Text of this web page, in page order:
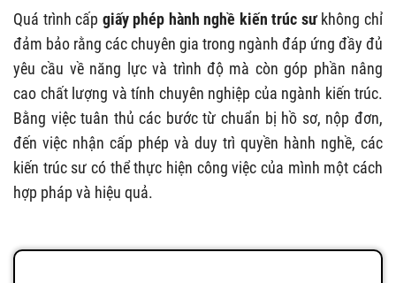
Quá trình cấp giấy phép hành nghề kiến trúc sưkhông chỉ
đảm bảo rằng các chuyên gia trong ngành đáp ứng đầy đủ
yêu cầu về năng lực và trình độ mà còn góp phần nâng
cao chất lượng và tính chuyên nghiệp của ngành kiến trúc.
Bằng việc tuân thủ các bước từ chuẩn bị hồ sơ, nộp đơn,
đến việc nhận cấp phép và duy trì quyền hành nghề, các
kiến trúc sư có thể thực hiện công việc của mình một cách
hợp pháp và hiệu quả.